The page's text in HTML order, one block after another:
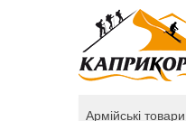
Армійські товари